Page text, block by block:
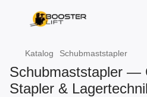
Katalog Schubmaststapler
Schubmaststapler —
Stapler &